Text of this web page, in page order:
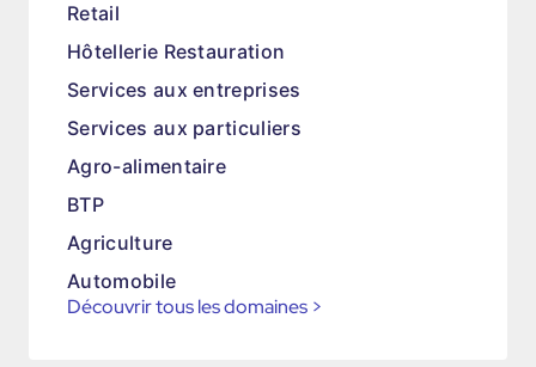
Retail
Hôtellerie Restauration
Services aux entreprises
Services aux particuliers
Agro-alimentaire
BTP
Agriculture
Automobile
Découvrir tous les domaines >